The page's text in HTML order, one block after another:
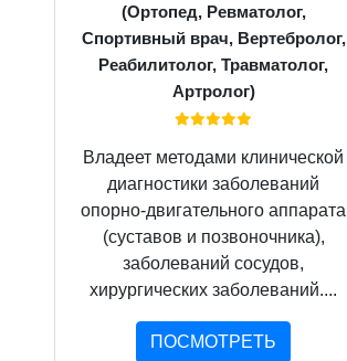
(Ортопед, Ревматолог,
Спортивный врач, Вертебролог,
Реабилитолог, Травматолог,
Артролог)
Владеет методами клинической
диагностики заболеваний
опорно-двигательного аппарата
(суставов и позвоночника),
заболеваний сосудов,
хирургических заболеваний....
ПОСМОТРЕТЬ